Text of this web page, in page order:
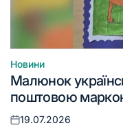
Опублікувати
у
Новини
Малюнок
поштовою
Оприлюднено
19.07.2026